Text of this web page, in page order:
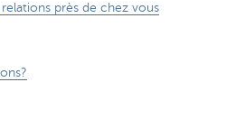
près de chez vous